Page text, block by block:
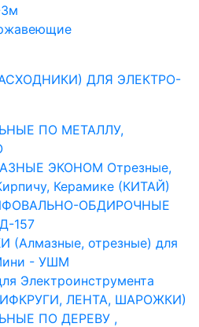
ДЛЯ ЭЛЕКТРО-
ПО МЕТАЛЛУ,
ЭКОНОМ Отрезные,
Керамике (КИТАЙ)
ОБДИРОЧНЫЕ
157
отрезные) для
- УШМ
Электроинструмента
ЛЕНТА, ШАРОЖКИ)
ПО ДЕРЕВУ ,